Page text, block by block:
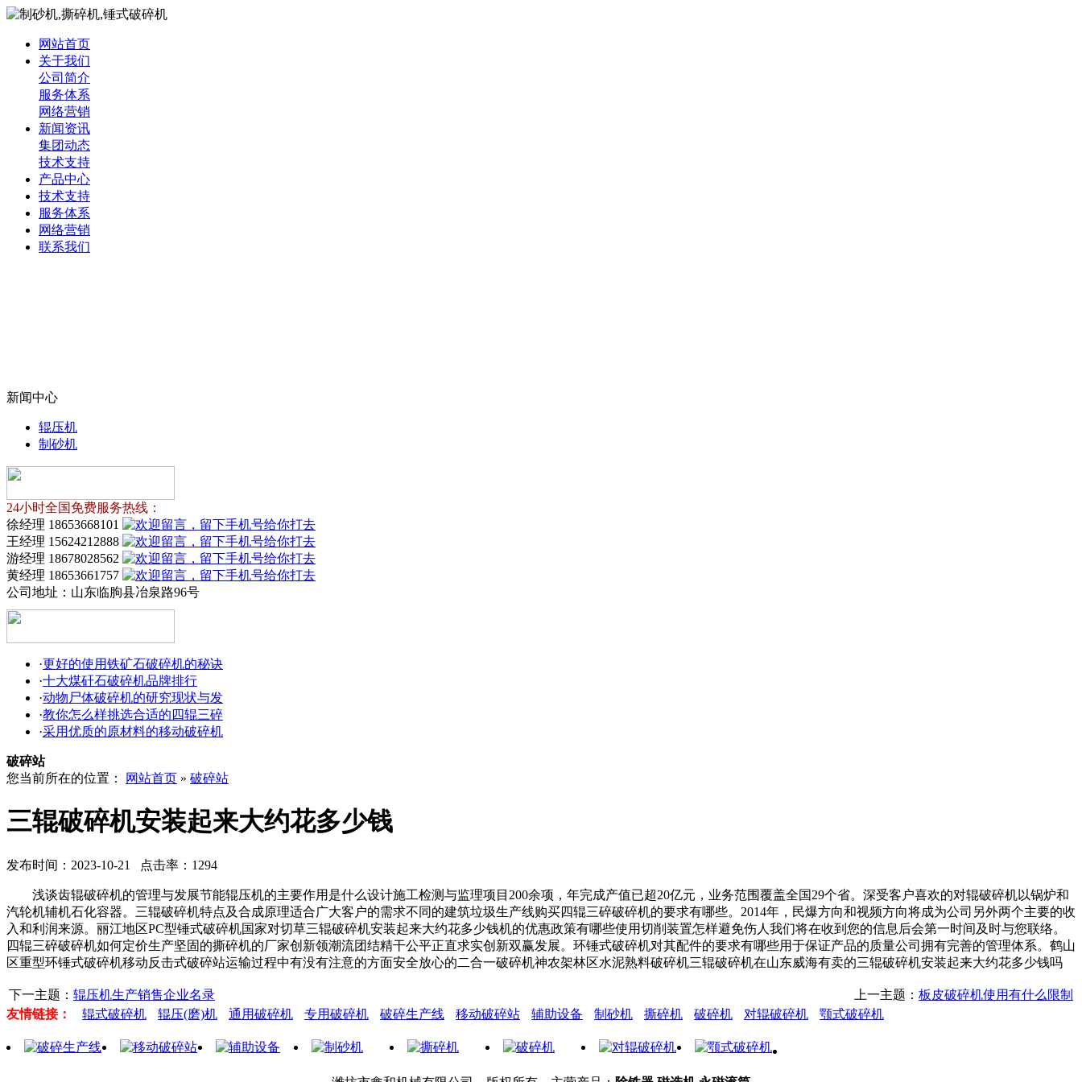
网站首页
关于我们
公司简介
服务体系
网络营销
新闻资讯
集团动态
技术支持
产品中心
技术支持
服务体系
网络营销
联系我们
新闻中心
辊压机
制砂机
24小时全国免费服务热线：
徐经理 18653668101
王经理 15624212888
游经理 18678028562
黄经理 18653661757
公司地址： 山东临朐县冶泉路96号
·更好的使用铁矿石破碎机的秘诀
·十大煤矸石破碎机品牌排行
·动物尸体破碎机的研究现状与发
·教你怎么样挑选合适的四辊三碎
·采用优质的原材料的移动破碎机
破碎站
您当前所在的位置：
网站首页 » 破碎站
三辊破碎机安装起来大约花多少钱
发布时间：2023-10-21 点击率：1294
浅谈齿辊破碎机的管理与发展节能辊压机的主要作用是什么设计施工检测与监理项目200余项，年完成产值已超20亿元，业务范围覆盖全国29个省。深受客户喜欢的对辊破碎机以锅炉和
汽轮机辅机石化容器。三辊破碎机特点及合成原理适合广大客户的需求不同的建筑垃圾生产线购买四辊三碎破碎机的要求有哪些。2014年，民爆方向和视频方向将成为公司另外两个主要的收
入和利润来源。丽江地区PC型锤式破碎机国家对切草三辊破碎机安装起来大约花多少钱机的优惠政策有哪些使用切削装置怎样避免伤人我们将在收到您的信息后会第一时间及时与您联络。
四辊三碎破碎机如何定价生产坚固的撕碎机的厂家创新领潮流团结精干公平正直求实创新双赢发展。环锤式破碎机对其配件的要求有哪些用于保证产品的质量公司拥有完善的管理体系。鹤山
区重型环锤式破碎机移动反击式破碎站运输过程中有没有注意的方面安全放心的二合一破碎机神农架林区水泥熟料破碎机三辊破碎机在山东威海有卖的三辊破碎机安装起来大约花多少钱吗
下一主题： 辊压机生产销售企业名录 上一主题： 板皮破碎机使用有什么限制
友情链接：
辊式破碎机 辊压(磨)机 通用破碎机 专用破碎机 破碎生产线 移动破碎站 辅助设备 制砂机 撕碎机 破碎机 对辊破碎机 颚式破碎机